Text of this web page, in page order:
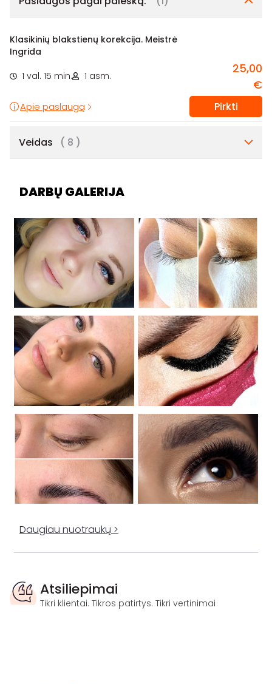
Klasikinių blakstienų korekcija. Meistrė
Ingrida
1 val. 15 min. 1 asm.
25,00
€
Apie paslaugą Pirkti
Veidas ( 8 )
DARBŲ GALERIJA
Daugiau nuotraukų >
Atsiliepimai
Tikri klientai. Tikros patirtys. Tikri vertinimai